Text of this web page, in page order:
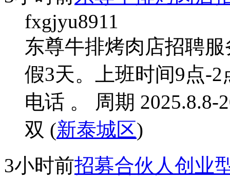
fxgjyu8911
东尊牛排烤肉店招聘
假3天。上班时间9点-2
电话 。 周期 2025.8.8-
双 (新泰城区)
3小时前招募合伙人创业